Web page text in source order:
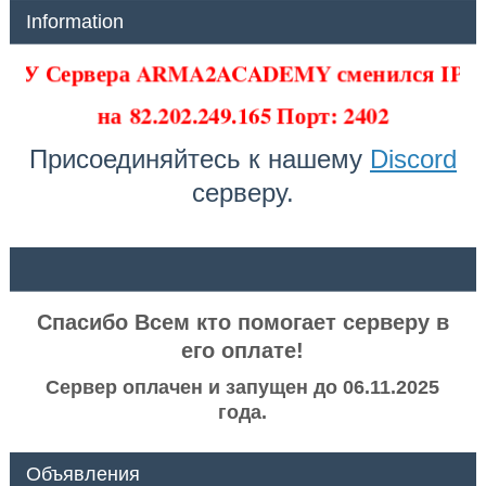
Information
У Сервера ARMA2ACADEMY сменился IP
на82.202.249.165 Порт: 2402
Присоединяйтесь к нашему Discord
серверу.
Спасибо Всем кто помогает серверу в
его оплате!
Сервер оплачен и запущен до 06.11.2025
года.
Объявления